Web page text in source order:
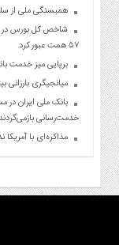
همبستگی ملی از
۵۷ همت عبور کرد
برپایی میز خدمت
میانجیگری
بانک ملی ایران در
خدمت‌رسانی
مذاکره‌ای با آمریکا